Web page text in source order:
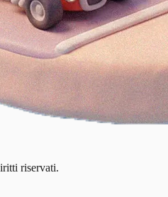
riservati.